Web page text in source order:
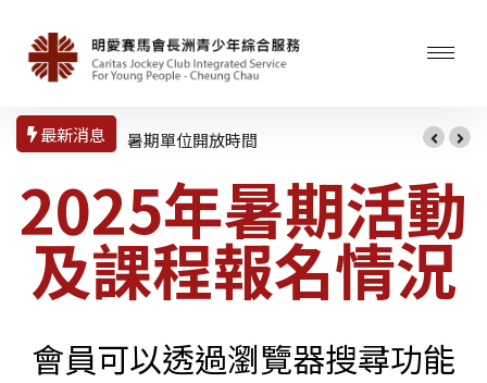
最新消息 暑期單位開放時間
2025年暑期活動
及課程報名情況
會員可以透過瀏覽器搜尋功能